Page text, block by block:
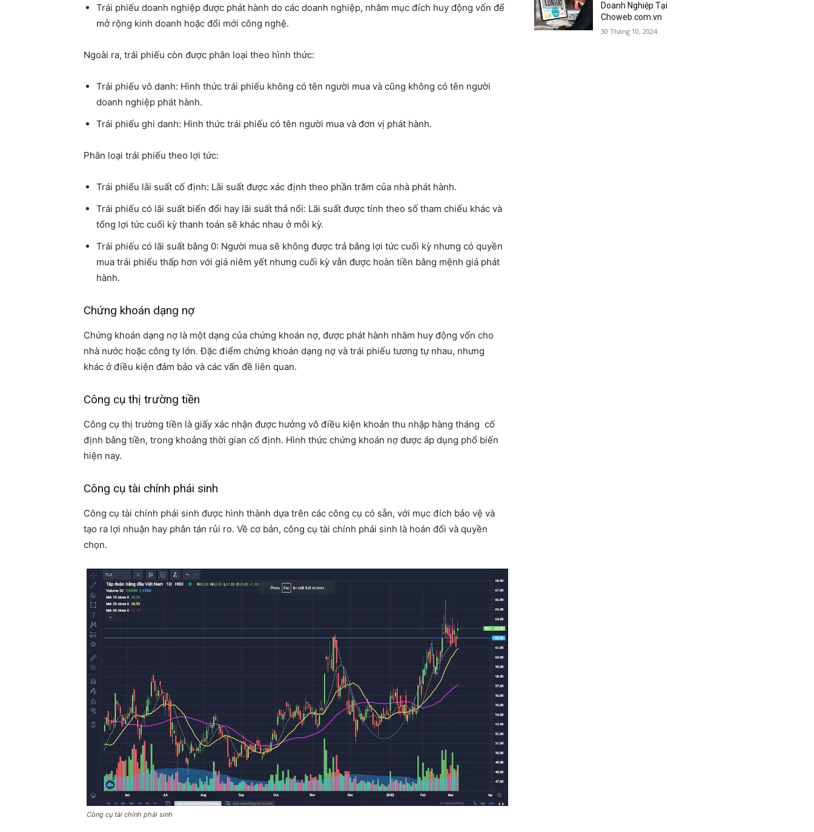
Trái phiếu doanh nghiệp được phát hành do các doanh nghiệp, nhằm mục đích huy động vốn để
mở rộng kinh doanh hoặc đổi mới công nghệ.
Ngoài ra, trái phiếu còn được phân loại theo hình thức:
Trái phiếu vô danh: Hình thức trái phiếu không có tên người mua và cũng không có tên người
doanh nghiệp phát hành.
Trái phiếu ghi danh: Hình thức trái phiếu có tên người mua và đơn vị phát hành.
Phân loại trái phiếu theo lợi tức:
Trái phiếu lãi suất cố định: Lãi suất được xác định theo phần trăm của nhà phát hành.
Trái phiếu có lãi suất biến đổi hay lãi suất thả nổi: Lãi suất được tính theo số tham chiếu khác và
tổng lợi tức cuối kỳ thanh toán sẽ khác nhau ở mỗi kỳ.
Trái phiếu có lãi suất bằng 0: Người mua sẽ không được trả bằng lợi tức cuối kỳ nhưng có quyền
mua trái phiếu thấp hơn với giá niêm yết nhưng cuối kỳ vẫn được hoàn tiền bằng mệnh giá phát
hành.
Chứng khoán dạng nợ
Chứng khoán dạng nợ là một dạng của chứng khoán nợ, được phát hành nhằm huy động vốn cho
nhà nước hoặc công ty lớn. Đặc điểm chứng khoán dạng nợ và trái phiếu tương tự nhau, nhưng
khác ở điều kiện đảm bảo và các vấn đề liên quan.
Công cụ thị trường tiền
Công cụ thị trường tiền là giấy xác nhận được hưởng vô điều kiện khoản thu nhập hàng tháng cố
định bằng tiền, trong khoảng thời gian cố định. Hình thức chứng khoán nợ được áp dụng phổ biến
hiện nay.
Công cụ tài chính phái sinh
Công cụ tài chính phái sinh được hình thành dựa trên các công cụ có sẵn, với mục đích bảo vệ và
tạo ra lợi nhuận hay phân tán rủi ro. Về cơ bản, công cụ tài chính phái sinh là hoán đổi và quyền
chọn.
Công cụ tài chính phái sinh
Doanh Nghiệp Tại
Choweb.com.vn
30 Tháng 10, 2024